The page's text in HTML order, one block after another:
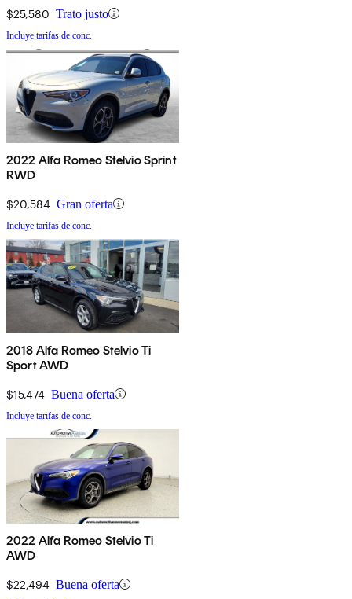
$25,580 Trato justo
Incluye tarifas de conc.
2022 Alfa Romeo Stelvio Sprint
RWD
$20,584 Gran oferta
Incluye tarifas de conc.
2018 Alfa Romeo Stelvio Ti
Sport AWD
$15,474 Buena oferta
Incluye tarifas de conc.
2022 Alfa Romeo Stelvio Ti
AWD
$22,494 Buena oferta